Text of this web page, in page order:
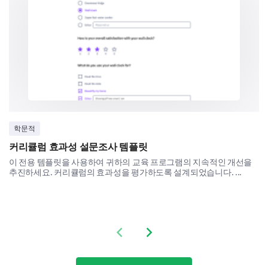
강좌 전달에 대한 피드백
귀하의 피드백은 우리의 강좌 전달 방식을 개선하는 데
도움이 됩니다.
강사가 강좌를 이해하기 쉽게 전달했나요?
더 많은 세부정보를 제공하거나 개선할 부분을 제
안해 주실 수 있나요?
학문적
커리큘럼 효과성 설문조사 템플릿
이 전용 템플릿을 사용하여 귀하의 교육 프로그램의 지속적인 개선을
추진하세요. 커리큘럼의 효과성을 평가하도록 설계되었습니다. ...
Previous slide
Next slide